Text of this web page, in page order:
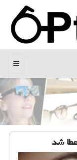
منو
شد